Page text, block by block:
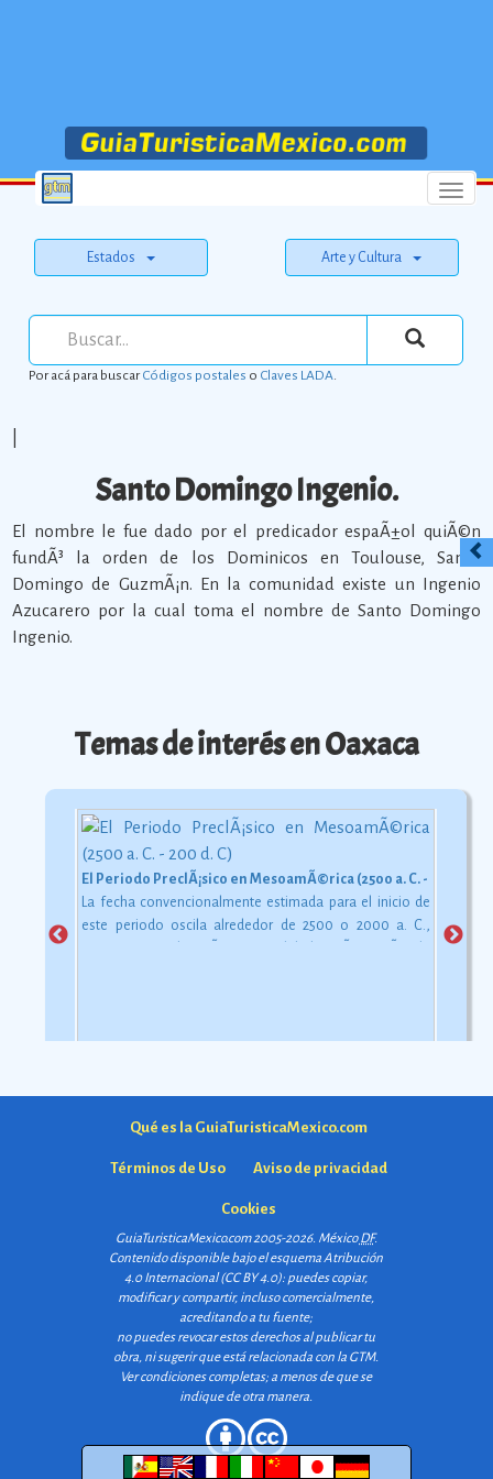
Menu
Estados Arte y Cultura
Por acá para buscarCódigos postales o Claves LADA.
Santo Domingo Ingenio.
El nombre le fue dado por el predicador espaÃ±ol quiÃ©n
fundÃ³ la orden de los Dominicos en Toulouse, Santo
Domingo de GuzmÃ¡n. En la comunidad existe un Ingenio
Azucarero por la cual toma el nombre de Santo Domingo
Ingenio.
Temas de interés en Oaxaca
El Periodo PreclÃ¡sico en MesoamÃ©rica (2500 a. C. - 200 d. C)
La fecha convencionalmente estimada para el inicio de
este periodo oscila alrededor de 2500 o 2000 a. C.,
Qué es la GuiaTuristicaMexico.com
Términos de Uso Aviso de privacidad
Cookies
GuiaTuristicaMexico.com 2005-2026. MéxicoDF.
Contenido disponible bajo el esquemaAtribución
4.0 Internacional (CC BY 4.0): puedes copiar,
modificar y compartir, incluso comercialmente,
acreditando a tu fuente;
no puedes revocar estos derechos al publicar tu
obra, ni sugerir que está relacionada con la GTM.
Ver condiciones completas; a menos de que se
indique de otra manera.